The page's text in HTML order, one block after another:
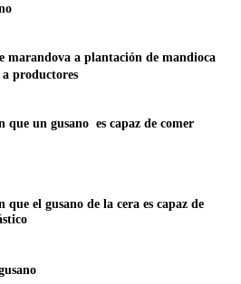
marandova a plantación de mandioca
que un gusano  es capaz de comer
que el gusano de la cera es capaz de